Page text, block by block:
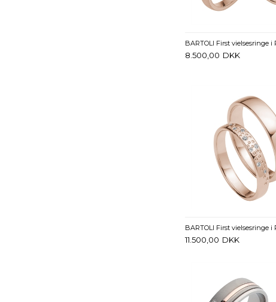
8.500,00 DKK
11.500,00 DKK